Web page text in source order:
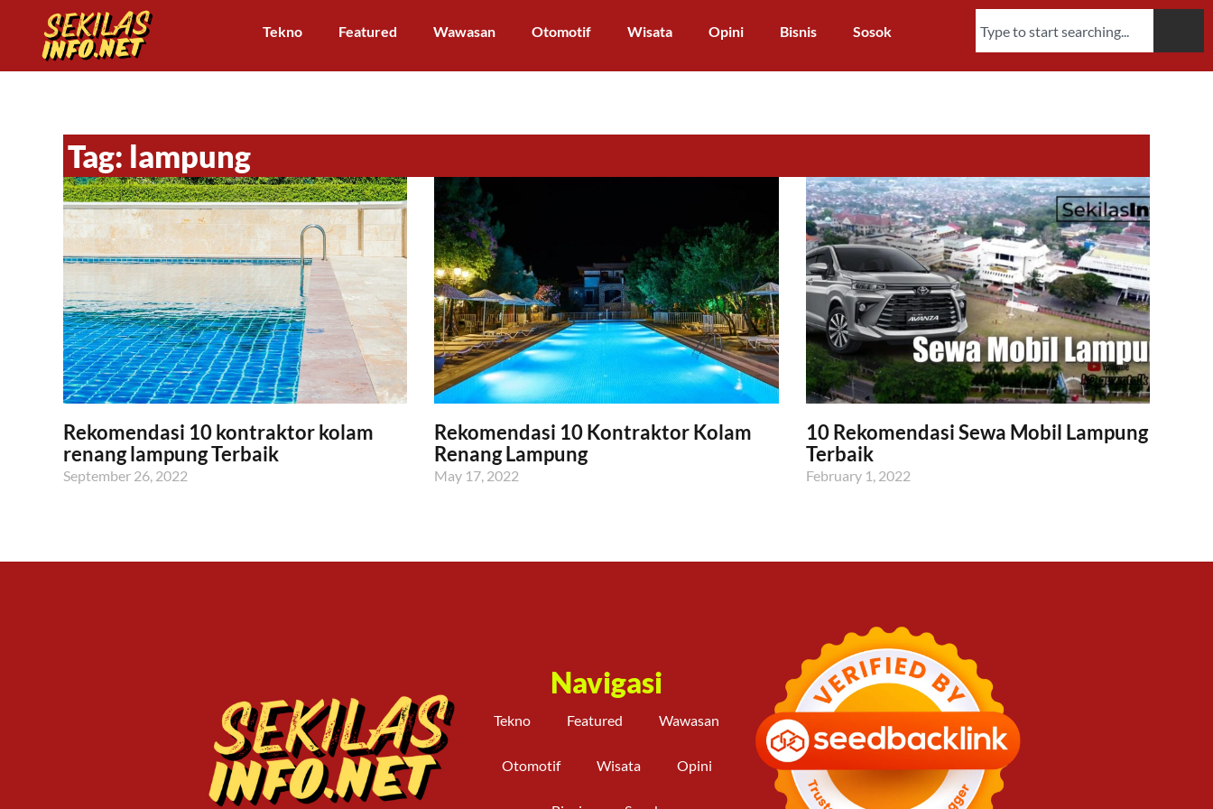
Tekno Featured Wawasan Otomotif Wisata Opini Bisnis Sosok
Tag: lampung
Rekomendasi 10 kontraktor kolam
renang lampung Terbaik
September 26, 2022
Rekomendasi 10 Kontraktor Kolam
Renang Lampung
May 17, 2022
10 Rekomendasi Sewa Mobil Lampung
Terbaik
February 1, 2022
Navigasi
Tekno Featured Wawasan
Otomotif Wisata Opini